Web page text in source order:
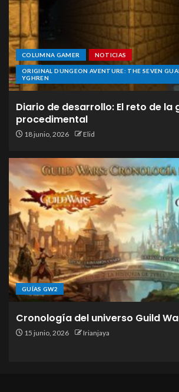
COLUMNA GAMER NOTICIAS
ORIGINAL DUNGEON AVENTURE: THE SEVEN
YGHREN
Diario de desarrollo: El reto de la
procedimental
18 junio, 2026 Elid
GUÍAS GW2
Cronología del universo Guild
15 junio, 2026 Irianjaya